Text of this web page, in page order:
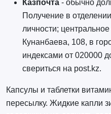
Казпочта- обычно
Получение в
личности;
Кунанбаева, 108, в
индексами от 020000
свериться на post.kz.
Капсулы и таблетки
пересылку. Жидкие капли